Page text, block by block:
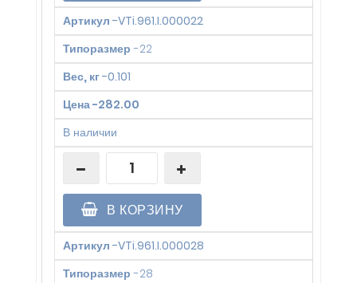
Артикул -VTi.961.I.000022
Типоразмер -22
Вес, кг-0.101
Цена-282.00
В наличии
В КОРЗИНУ
Артикул -VTi.961.I.000028
Типоразмер -28